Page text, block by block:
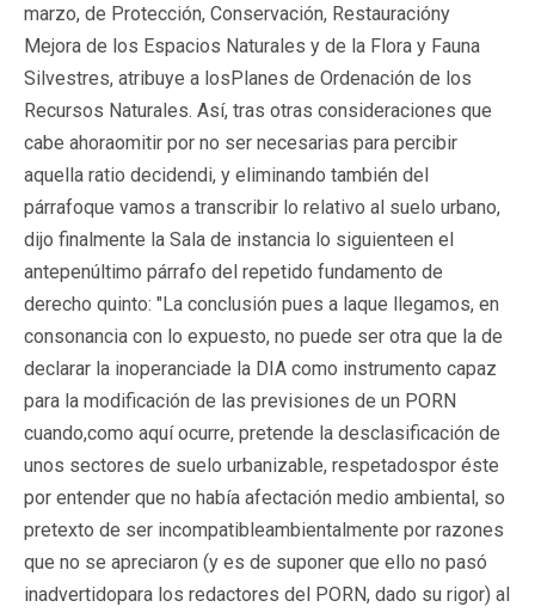
marzo, de Protección, Conservación, Restauracióny
Mejora de los Espacios Naturales y de la Flora y Fauna
Silvestres, atribuye a losPlanes de Ordenación de los
Recursos Naturales. Así, tras otras consideraciones que
cabe ahoraomitir por no ser necesarias para percibir
aquella ratio decidendi, y eliminando también del
párrafoque vamos a transcribir lo relativo al suelo urbano,
dijo finalmente la Sala de instancia lo siguienteen el
antepenúltimo párrafo del repetido fundamento de
derecho quinto: "La conclusión pues a laque llegamos, en
consonancia con lo expuesto, no puede ser otra que la de
declarar la inoperanciade la DIA como instrumento capaz
para la modificación de las previsiones de un PORN
cuando,como aquí ocurre, pretende la desclasificación de
unos sectores de suelo urbanizable, respetadospor éste
por entender que no había afectación medio ambiental, so
pretexto de ser incompatibleambientalmente por razones
que no se apreciaron (y es de suponer que ello no pasó
inadvertidopara los redactores del PORN, dado su rigor) al